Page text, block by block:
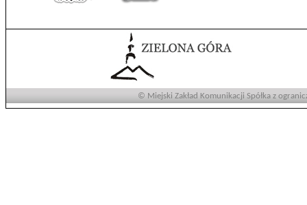
© Miejski Zakład Komunikacji Spółka z